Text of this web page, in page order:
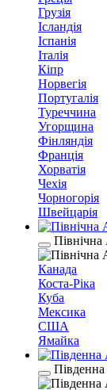
Грузія
Ісландія
Іспанія
Італія
Кіпр
Норвегія
Португалія
Туреччина
Угорщина
Фінляндія
Франція
Хорватія
Чехія
Чорногорія
Швейцарія
Канада
Коста-Ріка
Куба
Мексика
США
Ямайка